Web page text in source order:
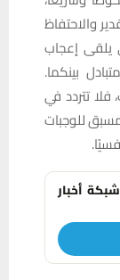
والاحتفاظ
يلقى إعجاب
بينكما.
فلا تتردد في
للوجبات
شبكة أخبار